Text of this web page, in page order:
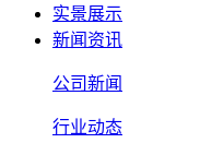
实景展示
新闻资讯
公司新闻
行业动态